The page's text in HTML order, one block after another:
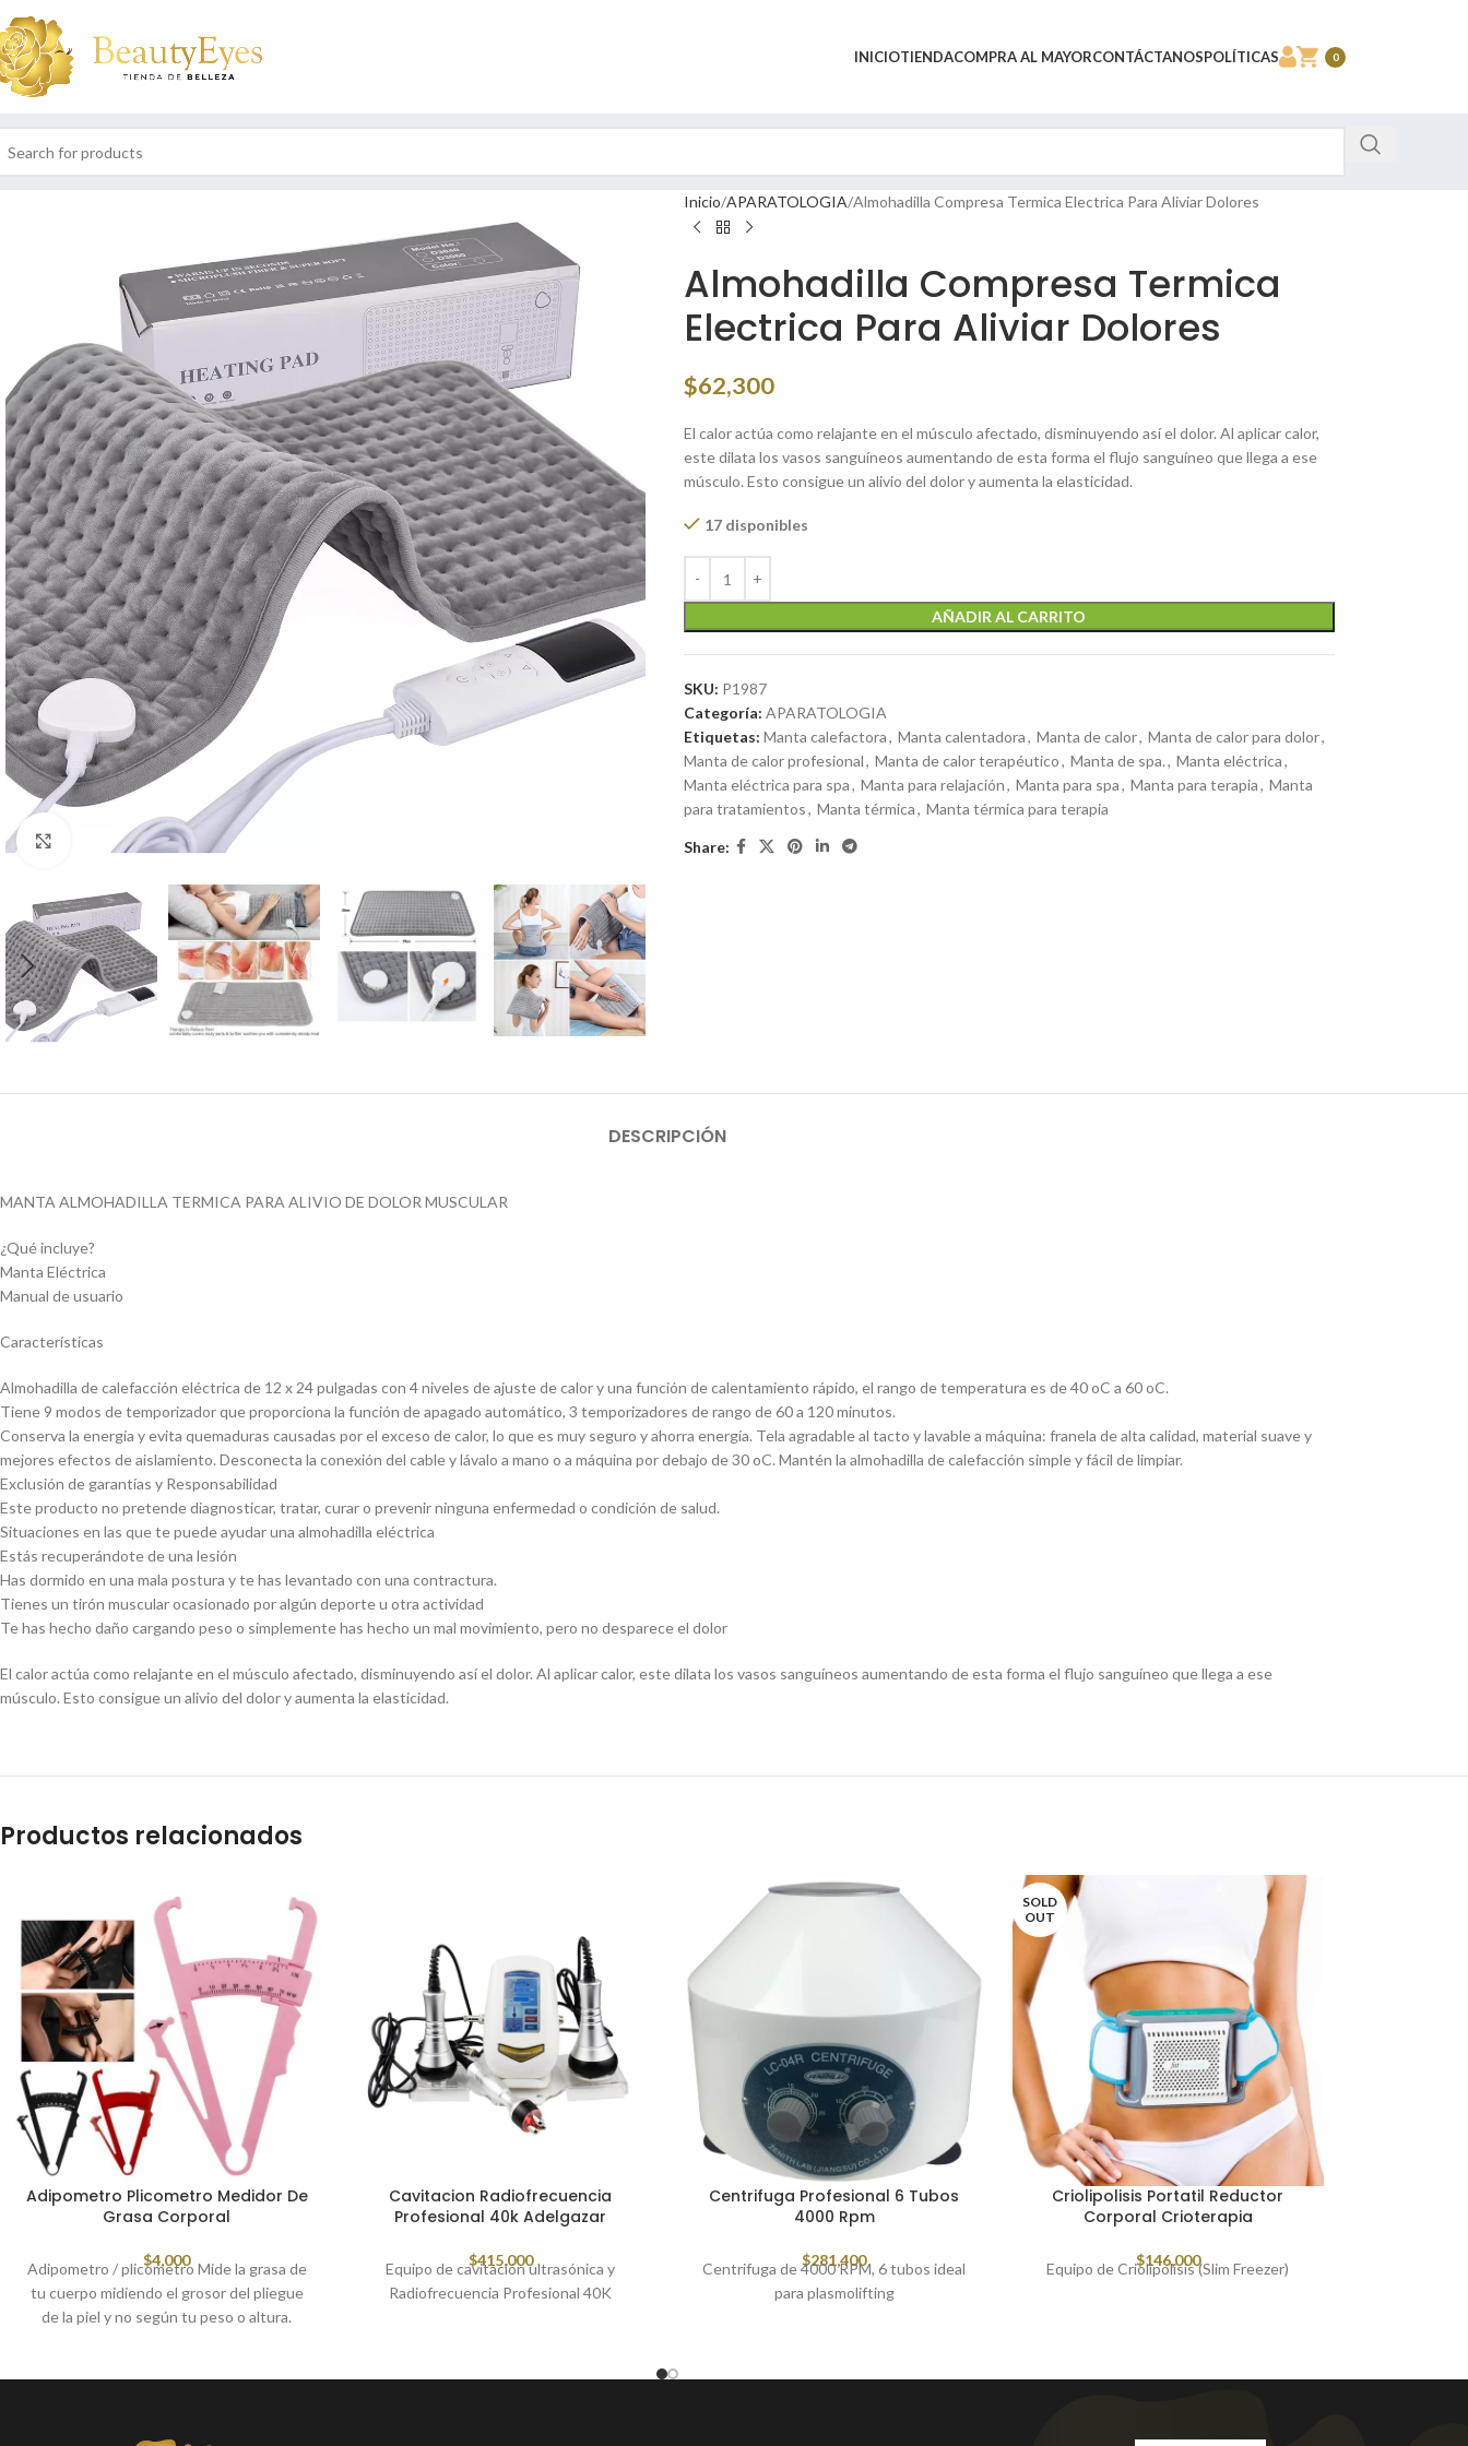
INICIOTIENDACOMPRA AL MAYORCONTÁCTANOSPOLÍTICAS 0
Click to enlarge
Inicio APARATOLOGIA Almohadilla Compresa Termica Electrica Para Aliviar Dolores
Almohadilla Compresa Termica
Electrica Para Aliviar Dolores
$62,300
El calor actúa como relajante en el músculo afectado, disminuyendo así el dolor. Al aplicar calor,
este dilata los vasos sanguíneos aumentando de esta forma el flujo sanguíneo que llega a ese
músculo. Esto consigue un alivio del dolor y aumenta la elasticidad.
17 disponibles
AÑADIR AL CARRITO
SKU: P1987
Categoría: APARATOLOGIA
Etiquetas: Manta calefactora, Manta calentadora, Manta de calor, Manta de calor para dolor,
Manta de calor profesional, Manta de calor terapéutico, Manta de spa., Manta eléctrica,
Manta eléctrica para spa, Manta para relajación, Manta para spa, Manta para terapia, Manta
para tratamientos, Manta térmica, Manta térmica para terapia
Share:
DESCRIPCIÓN
MANTA ALMOHADILLA TERMICA PARA ALIVIO DE DOLOR MUSCULAR
¿Qué incluye?
Manta Eléctrica
Manual de usuario
Características
Almohadilla de calefacción eléctrica de 12 x 24 pulgadas con 4 niveles de ajuste de calor y una función de calentamiento rápido, el rango de temperatura es de 40 oC a 60 oC.
Tiene 9 modos de temporizador que proporciona la función de apagado automático, 3 temporizadores de rango de 60 a 120 minutos.
Conserva la energía y evita quemaduras causadas por el exceso de calor, lo que es muy seguro y ahorra energía. Tela agradable al tacto y lavable a máquina: franela de alta calidad, material suave y
mejores efectos de aislamiento. Desconecta la conexión del cable y lávalo a mano o a máquina por debajo de 30 oC. Mantén la almohadilla de calefacción simple y fácil de limpiar.
Exclusión de garantías y Responsabilidad
Este producto no pretende diagnosticar, tratar, curar o prevenir ninguna enfermedad o condición de salud.
Situaciones en las que te puede ayudar una almohadilla eléctrica
Estás recuperándote de una lesión
Has dormido en una mala postura y te has levantado con una contractura.
Tienes un tirón muscular ocasionado por algún deporte u otra actividad
Te has hecho daño cargando peso o simplemente has hecho un mal movimiento, pero no desparece el dolor
El calor actúa como relajante en el músculo afectado, disminuyendo así el dolor. Al aplicar calor, este dilata los vasos sanguíneos aumentando de esta forma el flujo sanguíneo que llega a ese
músculo. Esto consigue un alivio del dolor y aumenta la elasticidad.
Productos relacionados
Adipometro Plicometro Medidor De
Grasa Corporal
$4,000
Adipometro / plicometro Mide la grasa de
tu cuerpo midiendo el grosor del pliegue
de la piel y no según tu peso o altura.
Cavitacion Radiofrecuencia
Profesional 40k Adelgazar
$415,000
Equipo de cavitación ultrasónica y
Radiofrecuencia Profesional 40K
Centrifuga Profesional 6 Tubos
4000 Rpm
$281,400
Centrifuga de 4000 RPM, 6 tubos ideal
para plasmolifting
SOLD
OUT
Criolipolisis Portatil Reductor
Corporal Crioterapia
$146,000
Equipo de Criolipolisis (Slim Freezer)